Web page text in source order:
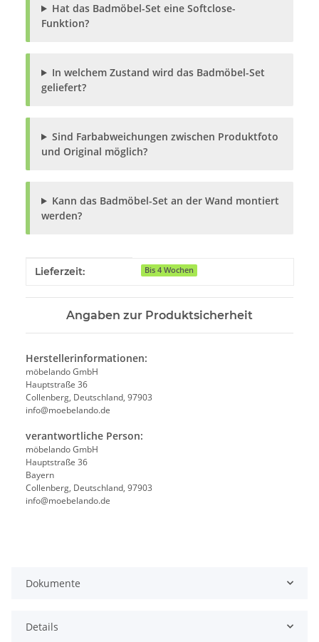
Hat das Badmöbel-Set eine Softclose-
Funktion?
In welchem Zustand wird das Badmöbel-Set
geliefert?
Sind Farbabweichungen zwischen Produktfoto
und Original möglich?
Kann das Badmöbel-Set an der Wand montiert
werden?
Produkteigenschaft
Wert
Lieferzeit: Bis 4 Wochen
Angaben zur Produktsicherheit
Herstellerinformationen:
möbelando GmbH
Hauptstraße 36
Collenberg, Deutschland, 97903
info@moebelando.de
verantwortliche Person:
möbelando GmbH
Hauptstraße 36
Bayern
Collenberg, Deutschland, 97903
info@moebelando.de
Dokumente
Details